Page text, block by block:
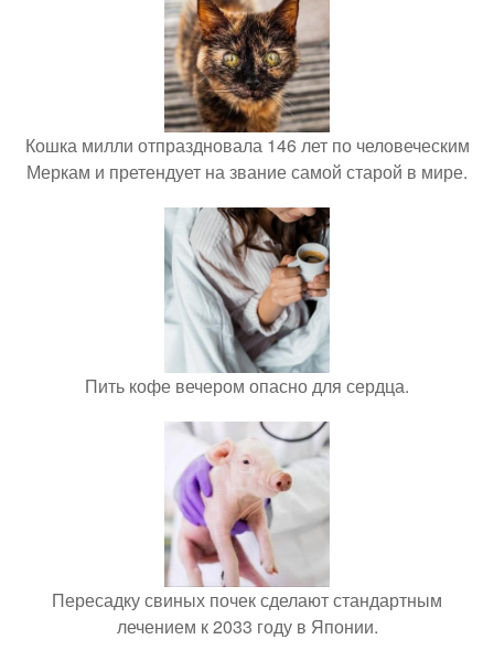
Кошка милли отпраздновала 146 лет по человеческим
Меркам и претендует на звание самой старой в мире.
Пить кофе вечером опасно для сердца.
Пересадку свиных почек сделают стандартным
лечением к 2033 году в Японии.